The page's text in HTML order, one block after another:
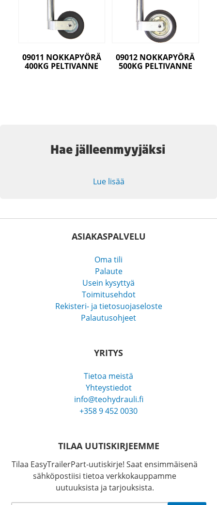
09011 NOKKAPYÖRÄ
400KG PELTIVANNE
09012 NOKKAPYÖRÄ
500KG PELTIVANNE
Hae jälleenmyyjäksi
Lue lisää
ASIAKASPALVELU
Oma tili
Palaute
Usein kysyttyä
Toimitusehdot
Rekisteri- ja tietosuojaseloste
Palautusohjeet
YRITYS
Tietoa meistä
Yhteystiedot
info@teohydrauli.fi
+358 9 452 0030
TILAA UUTISKIRJEEMME
Tilaa EasyTrailerPart-uutiskirje! Saat ensimmäisenä
sähköpostiisi tietoa verkkokauppamme
uutuuksista ja tarjouksista.